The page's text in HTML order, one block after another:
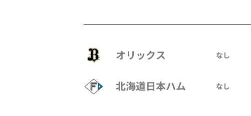
オリックス なし
北海道日本ハム なし